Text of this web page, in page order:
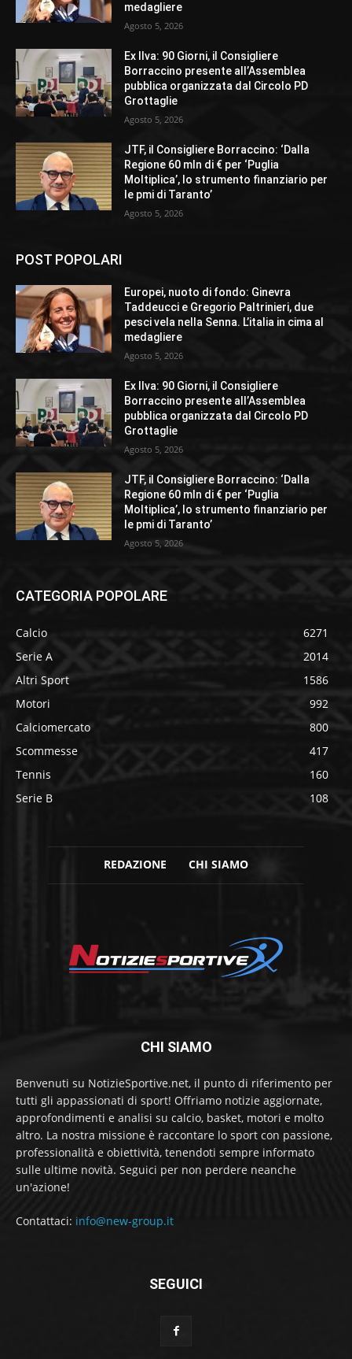
medagliere
Agosto 5, 2026
Ex Ilva: 90 Giorni, il Consigliere
Borraccino presente all’Assemblea
pubblica organizzata dal Circolo PD
Grottaglie
Agosto 5, 2026
JTF, il Consigliere Borraccino: ‘Dalla
Regione 60 mln di € per ‘Puglia
Moltiplica’, lo strumento finanziario per
le pmi di Taranto’
Agosto 5, 2026
POST POPOLARI
Europei, nuoto di fondo: Ginevra
Taddeucci e Gregorio Paltrinieri, due
pesci vela nella Senna. L’italia in cima al
medagliere
Agosto 5, 2026
Ex Ilva: 90 Giorni, il Consigliere
Borraccino presente all’Assemblea
pubblica organizzata dal Circolo PD
Grottaglie
Agosto 5, 2026
JTF, il Consigliere Borraccino: ‘Dalla
Regione 60 mln di € per ‘Puglia
Moltiplica’, lo strumento finanziario per
le pmi di Taranto’
Agosto 5, 2026
CATEGORIA POPOLARE
Calcio
6271
Serie A
2014
Altri Sport
1586
Motori
992
Calciomercato
800
Scommesse
417
Tennis
160
Serie B
108
REDAZIONE CHI SIAMO
CHI SIAMO
Benvenuti su NotizieSportive.net, il punto di riferimento per
tutti gli appassionati di sport! Offriamo notizie aggiornate,
approfondimenti e analisi su calcio, basket, motori e molto
altro. La nostra missione è raccontare lo sport con passione,
professionalità e obiettività, tenendoti sempre informato
sulle ultime novità. Seguici per non perdere neanche
un'azione!
Contattaci: info@new-group.it
SEGUICI